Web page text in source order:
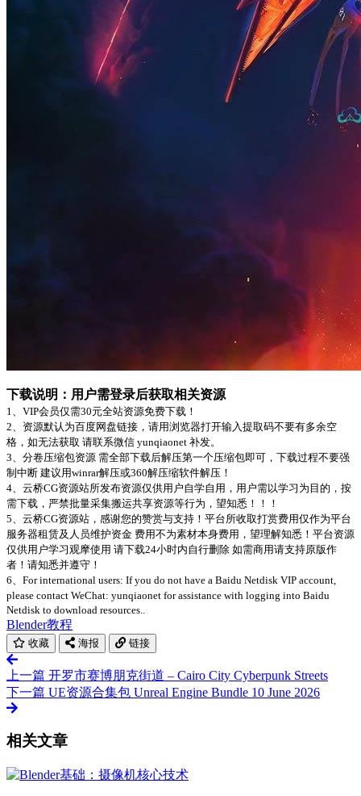
下载说明：用户需登录后获取相关资源
1、VIP会员仅需30元全站资源免费下载！
2、资源默认为百度网盘链接，请用浏览器打开输入提取码不要有多余空
格，如无法获取 请联系微信 yunqiaonet 补发。
3、分卷压缩包资源 需全部下载后解压第一个压缩包即可，下载过程不要强
制中断 建议用winrar解压或360解压缩软件解压！
4、云桥CG资源站所发布资源仅供用户自学自用，用户需以学习为目的，按
需下载，严禁批量采集搬运共享资源等行为，望知悉！！！
5、云桥CG资源站，感谢您的赞赏与支持！平台所收取打赏费用仅作为平台
服务器租赁及人员维护资金 费用不为素材本身费用，望理解知悉！平台资源
仅供用户学习观摩使用 请下载24小时内自行删除 如需商用请支持原版作
者！请知悉并遵守！
6、For international users: If you do not have a Baidu Netdisk VIP account,
please contact WeChat: yunqiaonet for assistance with logging into Baidu
Netdisk to download resources..
Blender教程
收藏 海报 链接
上一篇 开罗市赛博朋克街道 – Cairo City Cyberpunk Streets
下一篇 UE资源合集包 Unreal Engine Bundle 10 June 2026
相关文章